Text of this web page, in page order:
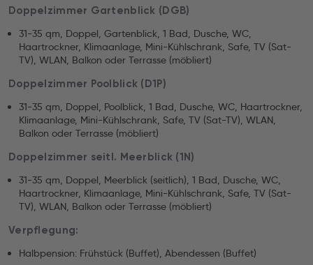
Doppelzimmer Gartenblick (DGB)
31-35 qm, Doppel, Gartenblick, 1 Bad, Dusche, WC,
Haartrockner, Klimaanlage, Mini-Kühlschrank, Safe, TV (Sat-
TV), WLAN, Balkon oder Terrasse (möbliert)
Doppelzimmer Poolblick (D1P)
31-35 qm, Doppel, Poolblick, 1 Bad, Dusche, WC, Haartrockner,
Klimaanlage, Mini-Kühlschrank, Safe, TV (Sat-TV), WLAN,
Balkon oder Terrasse (möbliert)
Doppelzimmer seitl. Meerblick (1N)
31-35 qm, Doppel, Meerblick (seitlich), 1 Bad, Dusche, WC,
Haartrockner, Klimaanlage, Mini-Kühlschrank, Safe, TV (Sat-
TV), WLAN, Balkon oder Terrasse (möbliert)
Verpflegung:
Halbpension: Frühstück (Buffet), Abendessen (Buffet)